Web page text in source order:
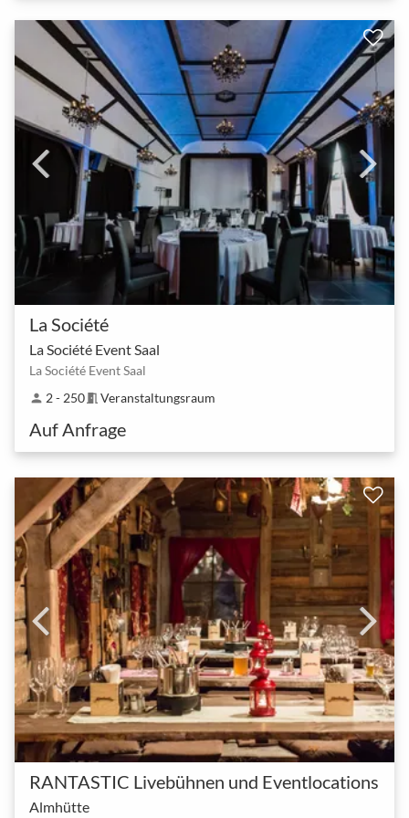
La Société
La Société Event Saal
La Société Event Saal
person 2 - 250meeting_room Veranstaltungsraum
Auf Anfrage
RANTASTIC Livebühnen und Eventlocations
Almhütte